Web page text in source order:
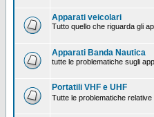
Apparati veicolari
Tutto quello che riguarda gli
Apparati Banda Nautica
tutte le problematiche sugli
Portatili VHF e UHF
Tutte le problematiche